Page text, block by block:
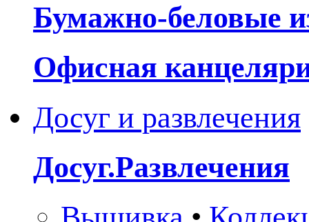
Бумажно-беловые
Офисная
Досуг и развлечения
Досуг.Развлечения